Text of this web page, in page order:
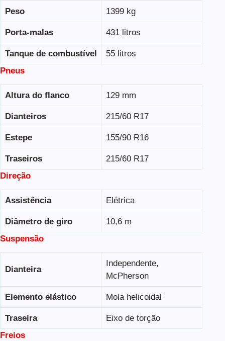
Peso 1399 kg
Porta-malas 431 litros
Tanque de combustível
55 litros
Pneus
Altura do flanco 129 mm
Dianteiros 215/60 R17
Estepe 155/90 R16
Traseiros
215/60 R17
Direção
Assistência Elétrica
Diâmetro de giro
10,6 m
Suspensão
Dianteira
Independente,
McPherson
Elemento elástico Mola helicoidal
Traseira
Eixo de torção
Freios